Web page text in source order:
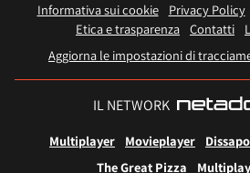
Informativa sui cookie Privacy Policy
Etica e trasparenza Contatti
Aggiorna le impostazioni di
IL NETWORK
Multiplayer Movieplayer
The Great Pizza